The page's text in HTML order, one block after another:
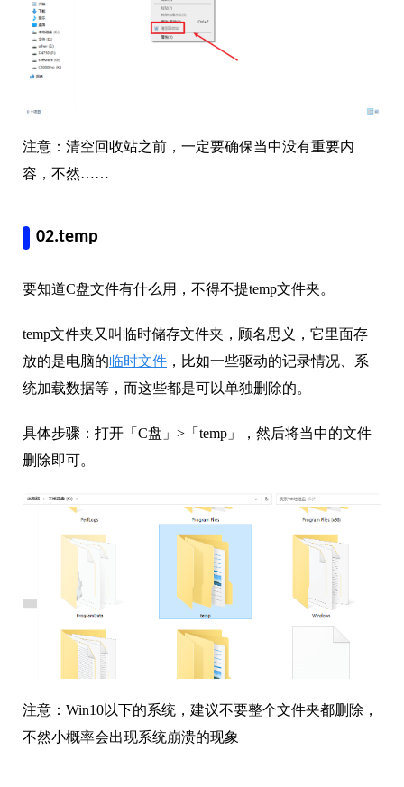
注意：清空回收站之前，一定要确保当中没有重要内
容，不然……
02.temp
要知道C盘文件有什么用，不得不提temp文件夹。
temp文件夹又叫临时储存文件夹，顾名思义，它里面存
放的是电脑的临时文件 ，比如一些驱动的记录情况、系
统加载数据等，而这些都是可以单独删除的。
具体步骤：打开「C盘」>「temp」，然后将当中的文件
删除即可。
注意：Win10以下的系统，建议不要整个文件夹都删除，
不然小概率会出现系统崩溃的现象